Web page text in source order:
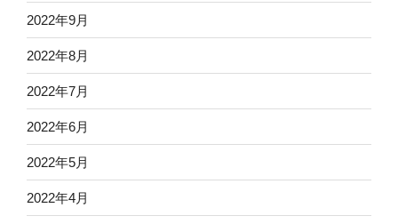
2022年9月
2022年8月
2022年7月
2022年6月
2022年5月
2022年4月